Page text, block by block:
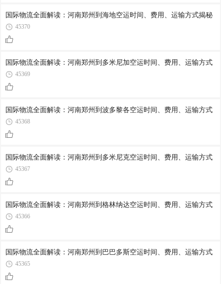
国际物流全面解读：河南郑州到海地空运时间、费用、运输方式揭秘
45370
国际物流全面解读：河南郑州到多米尼加空运时间、费用、运输方式
45369
国际物流全面解读：河南郑州到波多黎各空运时间、费用、运输方式
45368
国际物流全面解读：河南郑州到多米尼克空运时间、费用、运输方式
45367
国际物流全面解读：河南郑州到格林纳达空运时间、费用、运输方式
45366
国际物流全面解读：河南郑州到巴巴多斯空运时间、费用、运输方式
45365